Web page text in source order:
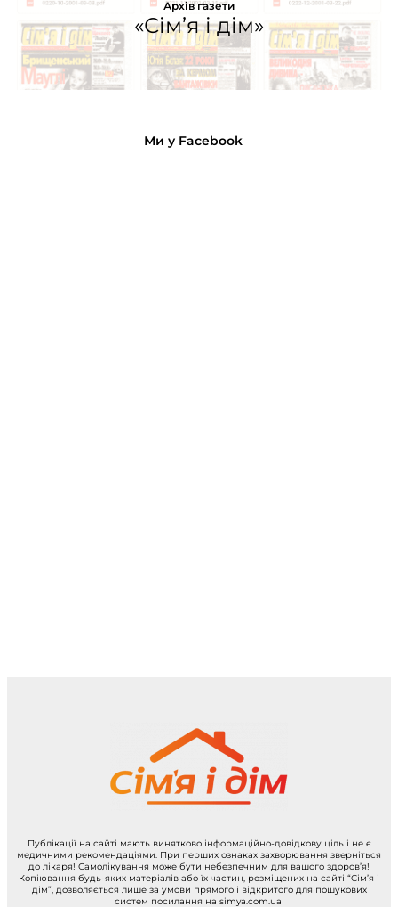
Архів газети
«Сім’я і дім»
Ми у Facebook
Публікації на сайті мають винятково інформаційно-довідкову ціль і не є
медичними рекомендаціями. При перших ознаках захворювання зверніться
до лікаря! Самолікування може бути небезпечним для вашого здоров’я!
Копіювання будь-яких матеріалів або їх частин, розміщених на сайті “Сім’я і
дім”, дозволяється лише за умови прямого і відкритого для пошукових
систем посилання на simya.com.ua